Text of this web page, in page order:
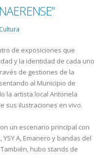
Cultura
de exposiciones que
y la identidad de cada uno
de gestiones de la
al Municipio de
la artista local Antonela
sus ilustraciones en vivo.
un escenario principal con
A, Emanero y bandas del
hubo stands de